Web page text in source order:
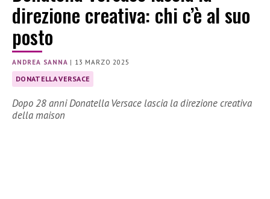
direzione creativa: chi c’è al suo
posto
ANDREA SANNA | 13 MARZO 2025
DONATELLA VERSACE
Dopo 28 anni Donatella Versace lascia la direzione creativa
della maison